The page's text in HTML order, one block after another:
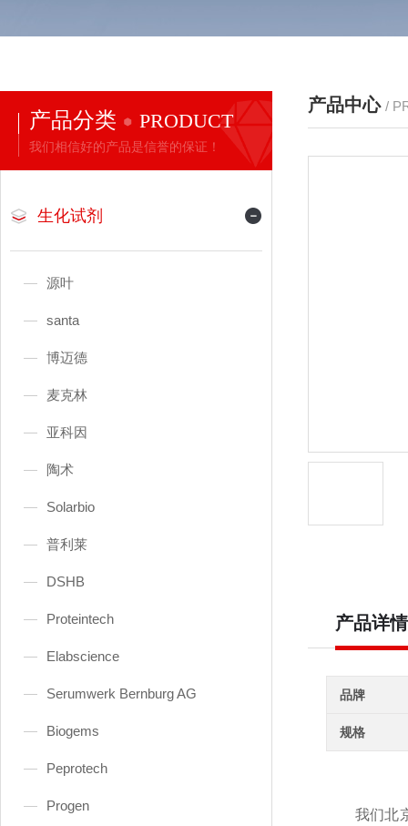
产品分类 PRODUCT
我们相信好的产品是信誉的保证！
生化试剂
源叶
santa
博迈德
麦克林
亚科因
陶术
Solarbio
普利莱
DSHB
Proteintech
Elabscience
Serumwerk Bernburg AG
Biogems
Peprotech
Progen
产品中心 /
产品详情
品牌
规格
我们北